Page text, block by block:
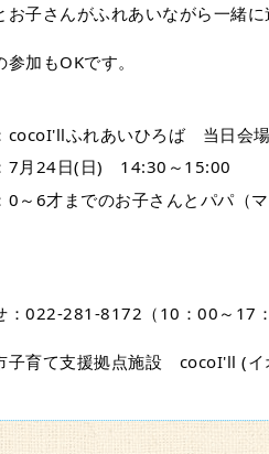
お子さんがふれあいながら一緒に
参加もOKです。
cocoI'llふれあいひろば　当日会
7月24日(日)　14:30～15:00
0～6才までのお子さんとパパ（マ
：022‐281-8172（10：00～17：
子育て支援拠点施設　cocoI'll (